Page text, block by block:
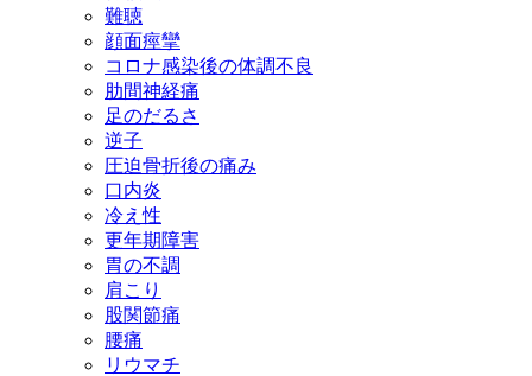
難聴
顔面痙攣
コロナ感染後の体調不良
肋間神経痛
足のだるさ
逆子
圧迫骨折後の痛み
口内炎
冷え性
更年期障害
胃の不調
肩こり
股関節痛
腰痛
リウマチ